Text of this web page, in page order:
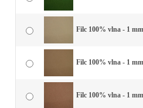
Filc 100% vlna - 1
Filc 100% vlna - 1
Filc 100% vlna - 1